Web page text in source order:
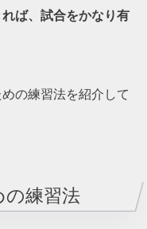
ば、試合をかなり有
の練習法を紹介して
の練習法